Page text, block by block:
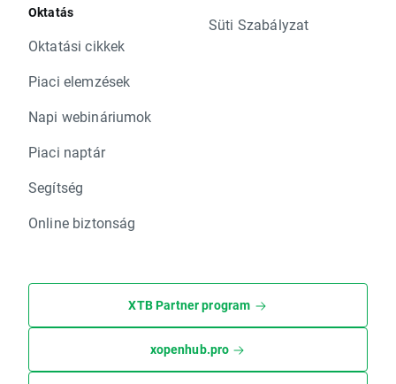
Oktatás
Oktatási cikkek
Piaci elemzések
Napi webináriumok
Piaci naptár
Segítség
Online biztonság
Süti Szabályzat
XTB Partner program
xopenhub.pro